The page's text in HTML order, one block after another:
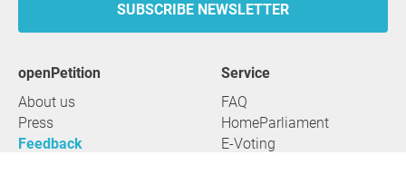
SUBSCRIBE NEWSLETTER
openPetition
About us
Press
Feedback
service
FAQ
HomeParliament
E-Voting